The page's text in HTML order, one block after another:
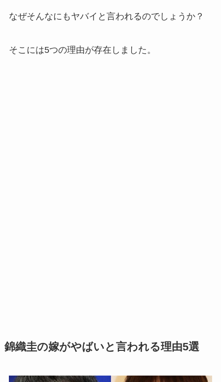
なぜそんなにもヤバイと言われるのでしょうか？
そこには5つの理由が存在しました。
錦織圭の嫁がやばいと言われる理由5選